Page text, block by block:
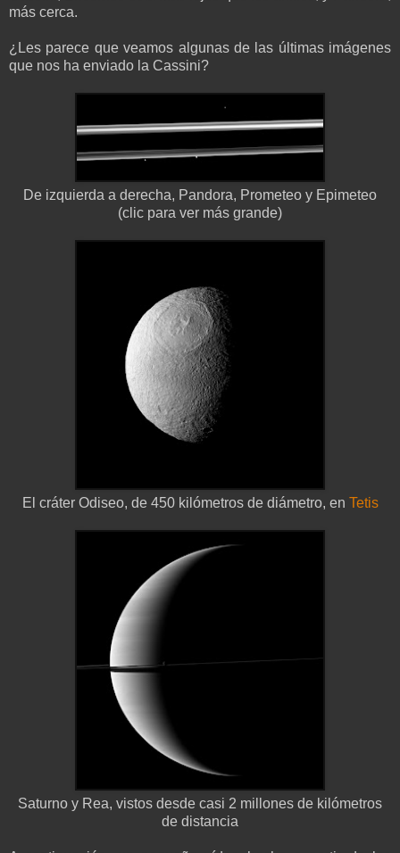
más cerca.
¿Les parece que veamos algunas de las últimas imágenes
que nos ha enviado la Cassini?
De izquierda a derecha, Pandora, Prometeo y Epimeteo
(clic para ver más grande)
El cráter Odiseo, de 450 kilómetros de diámetro, en Tetis
Saturno y Rea, vistos desde casi 2 millones de kilómetros
de distancia